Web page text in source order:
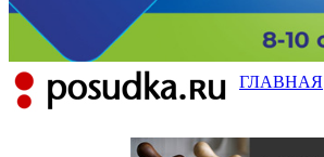
ГЛАВНАЯ